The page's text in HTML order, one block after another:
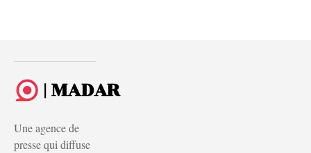
| MADAR
Une agence de
presse qui diffuse